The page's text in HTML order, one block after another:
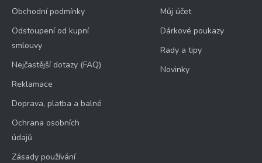
Obchodní podmínky
Odstoupení od kupní
smlouvy
Nejčastější dotazy (FAQ)
Reklamace
Doprava, platba a balné
Ochrana osobních
údajů
Zásady používání
Můj účet
Dárkové poukazy
Rady a tipy
Novinky